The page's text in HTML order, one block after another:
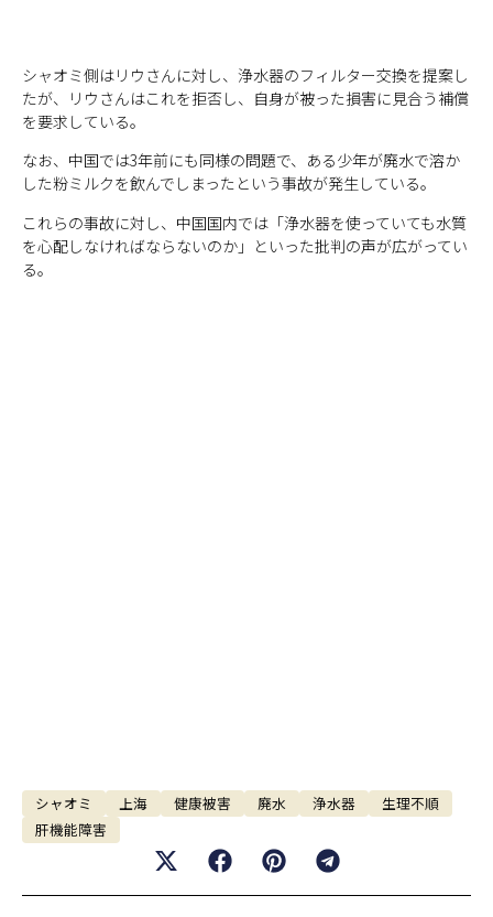
シャオミ側はリウさんに対し、浄水器のフィルター交換を提案し
たが、リウさんはこれを拒否し、自身が被った損害に見合う補償
を要求している。
なお、中国では3年前にも同様の問題で、ある少年が廃水で溶か
した粉ミルクを飲んでしまったという事故が発生している。
これらの事故に対し、中国国内では「浄水器を使っていても水質
を心配しなければならないのか」といった批判の声が広がってい
る。
シャオミ 上海 健康被害 廃水 浄水器
生理不順
肝機能障害